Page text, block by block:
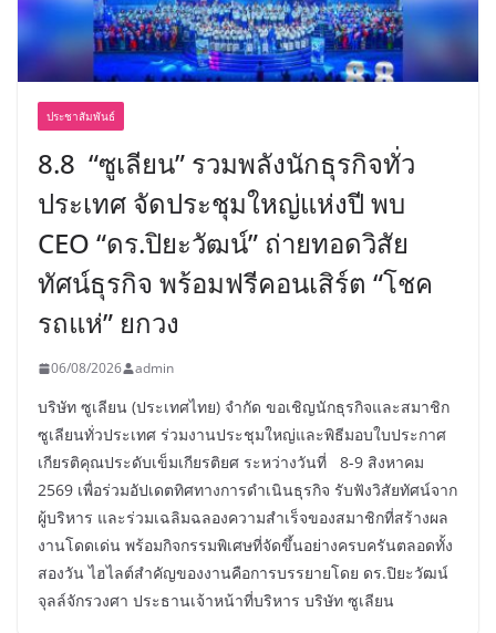
ประชาสัมพันธ์
8.8 “ซูเลียน” รวมพลังนักธุรกิจทั่ว
ประเทศ จัดประชุมใหญ่แห่งปี พบ
CEO “ดร.ปิยะวัฒน์” ถ่ายทอดวิสัย
ทัศน์ธุรกิจ พร้อมฟรีคอนเสิร์ต “โชค
รถแห่” ยกวง
06/08/2026 admin
บริษัท ซูเลียน (ประเทศไทย) จำกัด ขอเชิญนักธุรกิจและสมาชิก
ซูเลียนทั่วประเทศ ร่วมงานประชุมใหญ่และพิธีมอบใบประกาศ
เกียรติคุณประดับเข็มเกียรติยศ ระหว่างวันที่ 8-9 สิงหาคม
2569 เพื่อร่วมอัปเดตทิศทางการดำเนินธุรกิจ รับฟังวิสัยทัศน์จาก
ผู้บริหาร และร่วมเฉลิมฉลองความสำเร็จของสมาชิกที่สร้างผล
งานโดดเด่น พร้อมกิจกรรมพิเศษที่จัดขึ้นอย่างครบครันตลอดทั้ง
สองวัน ไฮไลต์สำคัญของงานคือการบรรยายโดย ดร.ปิยะวัฒน์
จุลล์จักรวงศา ประธานเจ้าหน้าที่บริหาร บริษัท ซูเลียน